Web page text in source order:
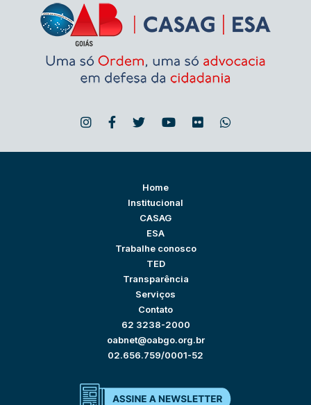
Home
Institucional
CASAG
ESA
Trabalhe conosco
TED
Transparência
Serviços
Contato
62 3238-2000
oabnet@oabgo.org.br
02.656.759/0001-52